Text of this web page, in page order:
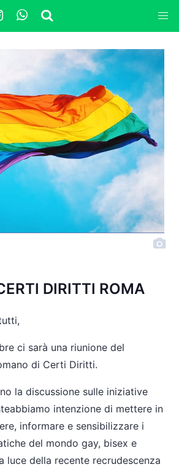
DIRITTI ROMA
ci sarà una riunione del
di Certi Diritti.
la discussione sulle iniziative
intenzione di mettere in
informare e sensibilizzare i
del mondo gay, bisex e
luce della recente recrudescenza